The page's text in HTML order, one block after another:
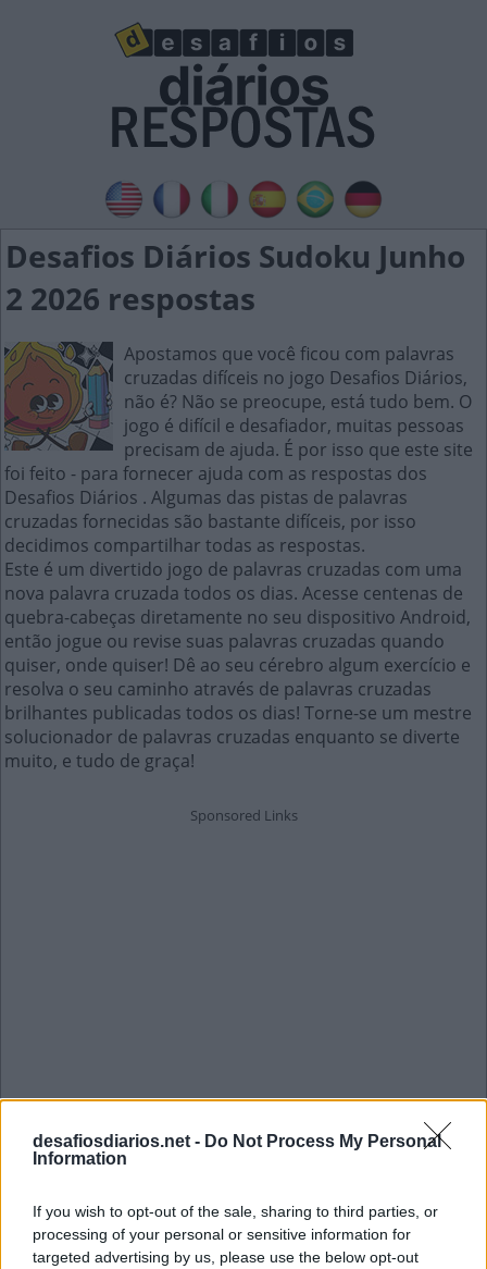
desafiosdiarios.net - Do Not Process My Personal
Information
If you wish to opt-out of the sale, sharing to third parties, or
processing of your personal or sensitive information for
targeted advertising by us, please use the below opt-out
Desafios Diários Sudoku Junho
2 2026 respostas
Apostamos que você ficou com palavras
cruzadas difíceis no jogo Desafios Diários,
não é? Não se preocupe, está tudo bem. O
jogo é difícil e desafiador, muitas pessoas
precisam de ajuda. É por isso que este site
foi feito - para fornecer ajuda com as respostas dos
Desafios Diários . Algumas das pistas de palavras
cruzadas fornecidas são bastante difíceis, por isso
decidimos compartilhar todas as respostas.
Este é um divertido jogo de palavras cruzadas com uma
nova palavra cruzada todos os dias. Acesse centenas de
quebra-cabeças diretamente no seu dispositivo Android,
então jogue ou revise suas palavras cruzadas quando
quiser, onde quiser! Dê ao seu cérebro algum exercício e
resolva o seu caminho através de palavras cruzadas
brilhantes publicadas todos os dias! Torne-se um mestre
solucionador de palavras cruzadas enquanto se diverte
muito, e tudo de graça!